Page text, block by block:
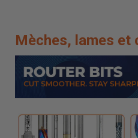
Mèches, lames et